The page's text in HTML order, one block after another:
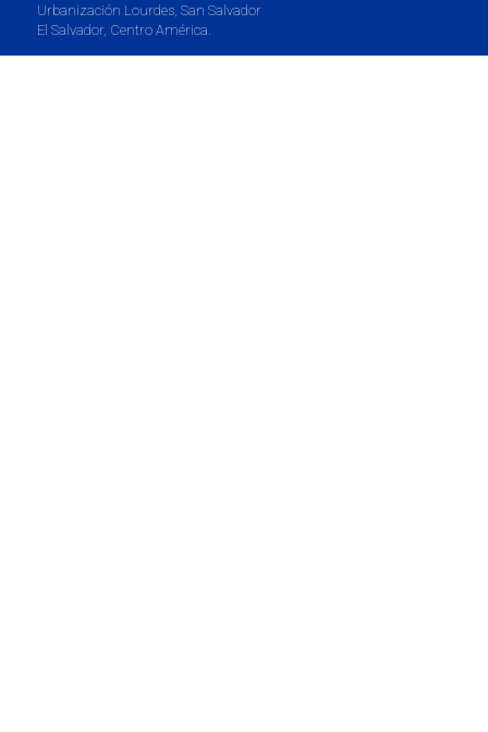
Urbanización Lourdes, San Salvador
El Salvador, Centro América.